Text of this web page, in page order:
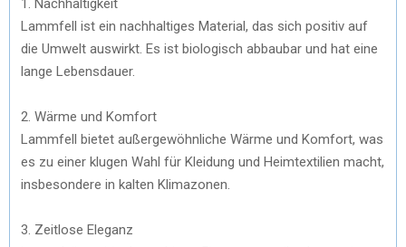
Lammfell ist ein nachhaltiges Material, das sich positiv auf
die Umwelt auswirkt. Es ist biologisch abbaubar und hat eine
lange Lebensdauer.
2. Wärme und Komfort
Lammfell bietet außergewöhnliche Wärme und Komfort, was
es zu einer klugen Wahl für Kleidung und Heimtextilien macht,
insbesondere in kalten Klimazonen.
3. Zeitlose Eleganz